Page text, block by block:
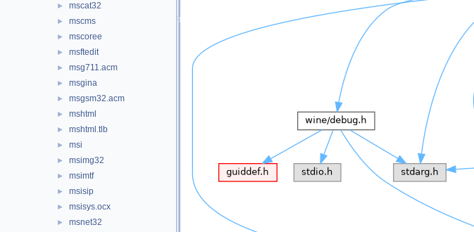
► mscat32
► mscms
► mscoree
► msftedit
► msg711.acm
► msgina
► msgsm32.acm
► mshtml
► mshtml.tlb
► msi
► msimg32
► msimtf
► msisip
► msisys.ocx
► msnet32